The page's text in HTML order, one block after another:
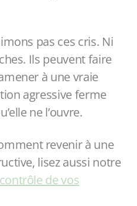
pas ces cris. Ni
Ils peuvent faire
à une vraie
agressive ferme
ne l’ouvre.
revenir à une
lisez aussi notre
de vos